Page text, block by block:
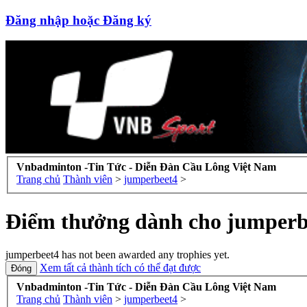
Đăng nhập hoặc Đăng ký
Vnbadminton -Tin Tức - Diễn Đàn Cầu Lông Việt Nam
Trang chủ Thành viên > jumperbeet4 >
Điểm thưởng dành cho
jumperbeet4 has not been awarded any trophies yet.
Xem tất cả thành tích có thể đạt được
Vnbadminton -Tin Tức - Diễn Đàn Cầu Lông Việt Nam
Trang chủ Thành viên > jumperbeet4 >